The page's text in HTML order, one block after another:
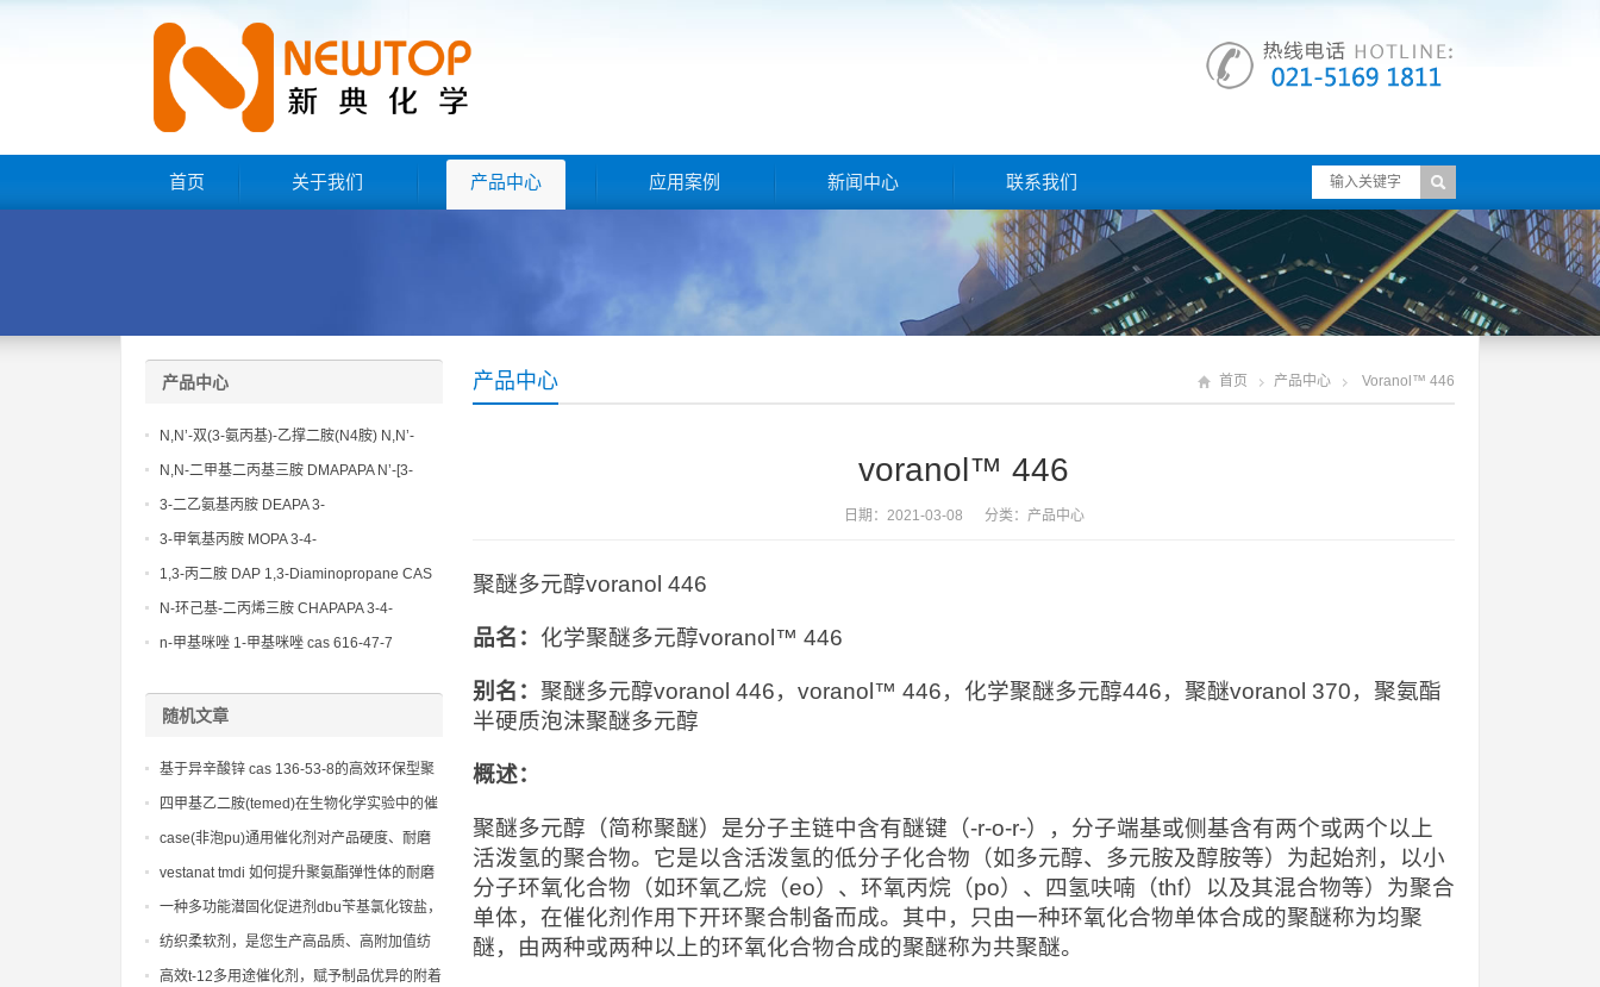
首页 关于我们 产品中心 应用案例 新闻中心 联系我们
产品中心 首页 产品中心 Voranol™ 446
voranol™ 446
日期：2021-03-08 分类： 产品中心
聚醚多元醇voranol 446
品名： 化学聚醚多元醇voranol™ 446
别名： 聚醚多元醇voranol 446，voranol™ 446，化学聚醚多元醇446，聚醚voranol 370，聚氨酯
半硬质泡沫聚醚多元醇
概述：
聚醚多元醇（简称聚醚）是分子主链中含有醚键（-r-o-r-），分子端基或侧基含有两个或两个以上
活泼氢的聚合物。它是以含活泼氢的低分子化合物（如多元醇、多元胺及醇胺等）为起始剂，以小
分子环氧化合物（如环氧乙烷（eo）、环氧丙烷（po）、四氢呋喃（thf）以及其混合物等）为聚合
单体，在催化剂作用下开环聚合制备而成。其中，只由一种环氧化合物单体合成的聚醚称为均聚
醚，由两种或两种以上的环氧化合物合成的聚醚称为共聚醚。
产品中心
N,N’-双(3-氨丙基)-乙撑二胺(N4胺) N,N’-
Bis(3-aminopropyl)-ethylenediamine CAS
No10563-26-5
N,N-二甲基二丙基三胺 DMAPAPA N’-[3-
(dimethylamino)propyllpropane-1,3-
diamine CAS No10563-29-8
3-二乙氨基丙胺 DEAPA 3-
(Diethylamino)propylamine CAS No 104-
3-甲氧基丙胺 MOPA 3-4-
Methoxypropylamine CAS No 5332-73-0
1,3-丙二胺 DAP 1,3-Diaminopropane CAS
No 109-76-2
N-环己基-二丙烯三胺 CHAPAPA 3-4-
Methoxypropylamine CAS No:5332-73-0
n-甲基咪唑 1-甲基咪唑 cas 616-47-7
随机文章
基于异辛酸锌 cas 136-53-8的高效环保型聚
氨酯胶黏剂和涂料配方研究
四甲基乙二胺(temed)在生物化学实验中的催
化作用及其应用
case(非泡pu)通用催化剂对产品硬度、耐磨
性、柔韧性和耐候性的积极贡献
vestanat tmdi 如何提升聚氨酯弹性体的耐磨
性与抗撕裂强度
一种多功能潜固化促进剂dbu苄基氯化铵盐，
可作为固化催化剂使用
纺织柔软剂，是您生产高品质、高附加值纺
织品的关键
高效t-12多用途催化剂，赋予制品优异的附着